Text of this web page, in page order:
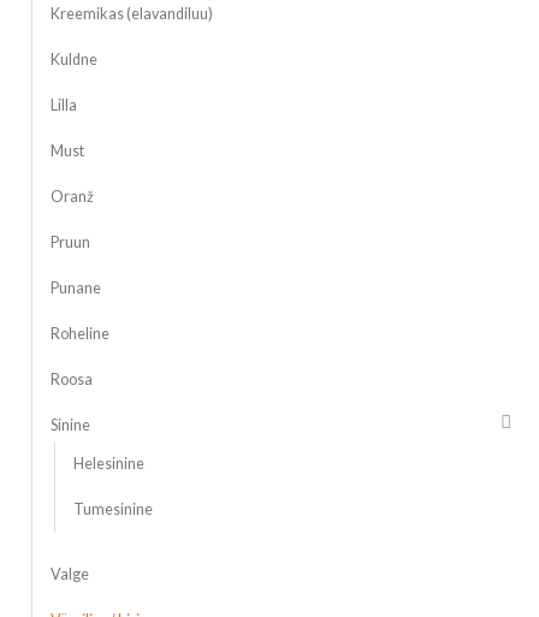
Kreemikas (elavandiluu)
Kuldne
Lilla
Must
Oranž
Pruun
Punane
Roheline
Roosa
Sinine
Helesinine
Tumesinine
Valge